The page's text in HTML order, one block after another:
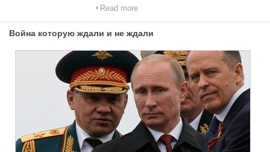
Read more
Война которую ждали и не ждали